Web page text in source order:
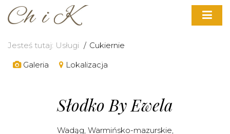
Jesteś tutaj: Usługi
Cukiernie
Galeria
Lokalizacja
Słodko By Ewela
Wadąg, Warmińsko-mazurskie,